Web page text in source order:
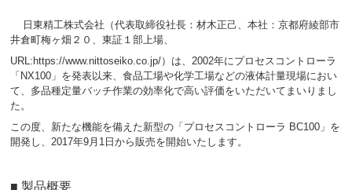
日東精工株式会社（代表取締役社長：材木正己、本社：京都府綾部市
井倉町梅ヶ畑２０、東証１部上場、
URL:https://www.nittoseiko.co.jp/）は、2002年にプロセスコントローラ
「NX100」を発表以来、食品工場や化学工場などの液体計量現場におい
て、多品種定量バッチ作業の効率化で高い評価をいただいてまいりまし
た。
この度、新たな機能を備えた新型の「プロセスコントローラ BC100」を
開発し、2017年9月1日から販売を開始いたします。
■ 製品概要